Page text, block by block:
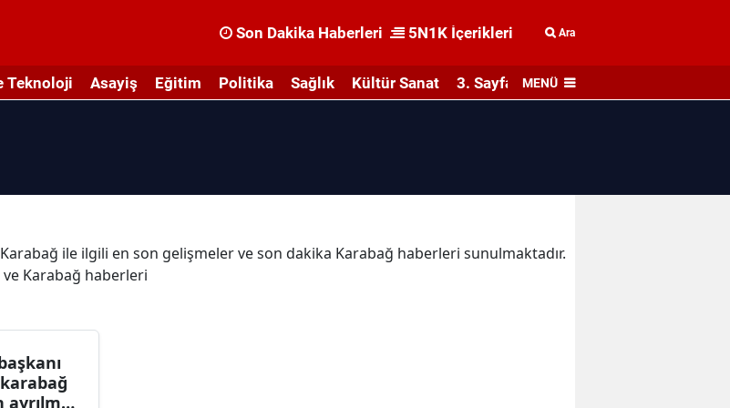
Son Dakika Haberleri 5N1K İçerikleri Ara
Teknoloji Asayiş Eğitim Politika Sağlık Kültür Sanat 3. Sayfa MENÜ
ile ilgili en son gelişmeler ve son dakika Karabağ haberleri sunulmaktadır.
Karabağ haberleri
ayrılmaz